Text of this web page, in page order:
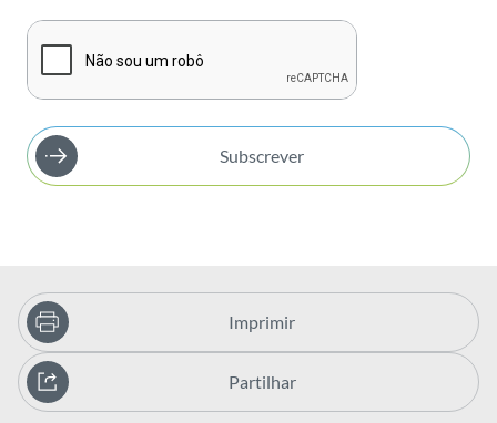
Subscrever
Imprimir
Partilhar